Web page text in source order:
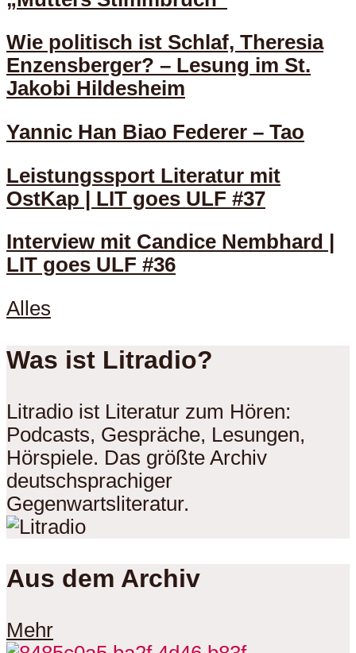
Wie politisch ist Schlaf, Theresia
Enzensberger? – Lesung im St.
Jakobi Hildesheim
Yannic Han Biao Federer – Tao
Leistungssport Literatur mit
OstKap | LIT goes ULF #37
Interview mit Candice Nembhard |
LIT goes ULF #36
Alles
Was ist Litradio?
Litradio ist Literatur zum Hören:
Podcasts, Gespräche, Lesungen,
Hörspiele. Das größte Archiv
deutschsprachiger
Gegenwartsliteratur.
Aus dem Archiv
Mehr